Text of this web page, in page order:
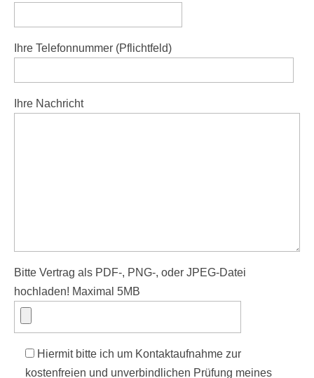
Ihre Telefonnummer (Pflichtfeld)
Ihre Nachricht
Bitte Vertrag als PDF-, PNG-, oder JPEG-Datei
hochladen! Maximal 5MB
Hiermit bitte ich um Kontaktaufnahme zur
kostenfreien und unverbindlichen Prüfung meines